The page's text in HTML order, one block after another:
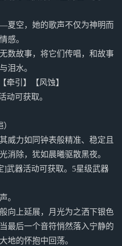
夏空，她的歌声不仅为神明而
感。
数故事，将它们传唱，和故事
泪水。
牵引】【风蚀】
动可获取。
威力如同钟表般精准、稳定且
除，犹如晨曦驱散黑夜。
武器活动可获取。5星级武器
。
向上延展，月光为之洒下银色
最后一个音符悄然落入宁静的
地的怀抱中回荡。